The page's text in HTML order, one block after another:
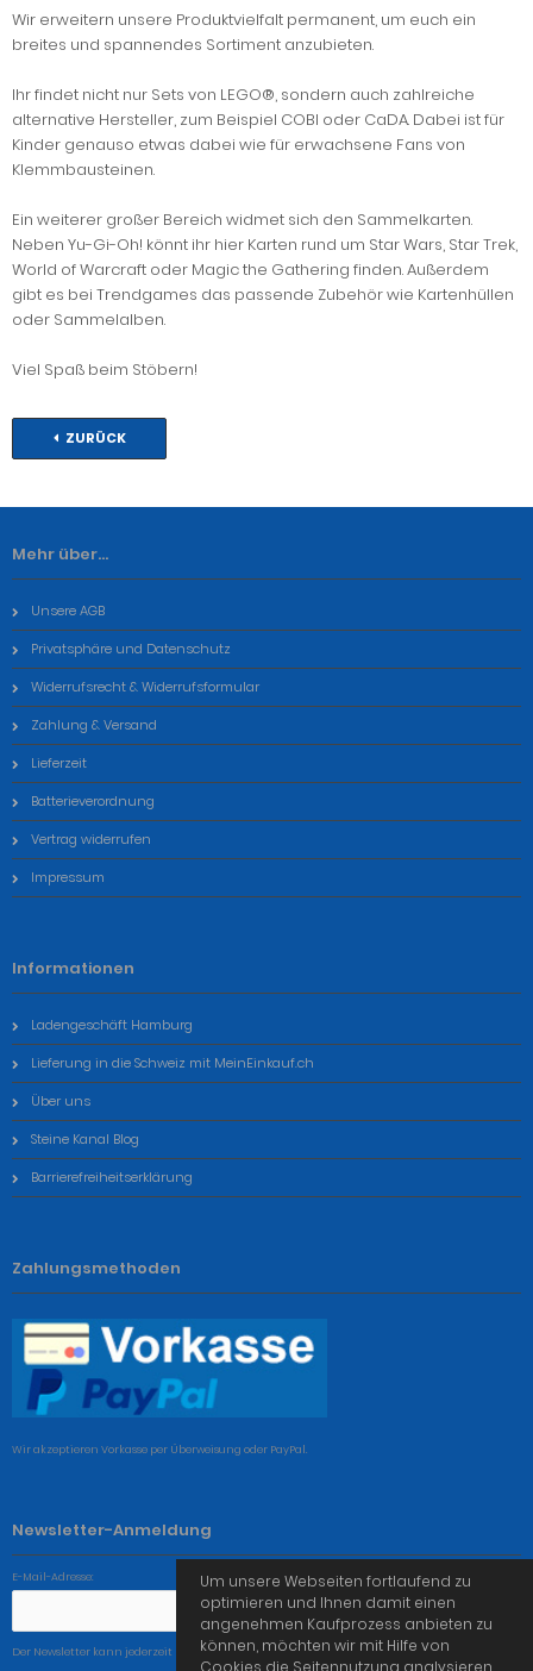
Wir erweitern unsere Produktvielfalt permanent, um euch ein
breites und spannendes Sortiment anzubieten.
Ihr findet nicht nur Sets von LEGO®, sondern auch zahlreiche
alternative Hersteller, zum Beispiel COBI oder CaDA. Dabei ist für
Kinder genauso etwas dabei wie für erwachsene Fans von
Klemmbausteinen.
Ein weiterer großer Bereich widmet sich den Sammelkarten.
Neben Yu-Gi-Oh! könnt ihr hier Karten rund um Star Wars, Star Trek,
World of Warcraft oder Magic the Gathering finden. Außerdem
gibt es bei Trendgames das passende Zubehör wie Kartenhüllen
oder Sammelalben.
Viel Spaß beim Stöbern!
ZURÜCK
Mehr über...
Unsere AGB
Privatsphäre und Datenschutz
Widerrufsrecht & Widerrufsformular
Zahlung & Versand
Lieferzeit
Batterieverordnung
Vertrag widerrufen
Impressum
Informationen
Ladengeschäft Hamburg
Lieferung in die Schweiz mit MeinEinkauf.ch
Über uns
Steine Kanal Blog
Barrierefreiheitserklärung
Zahlungsmethoden
Wir akzeptieren Vorkasse per Überweisung oder PayPal.
Newsletter-Anmeldung
E-Mail-Adresse:
Der Newsletter kann jederzeit hier oder in Ihrem Kundenkonto abbestellt werden.
Um unsere Webseiten fortlaufend zu
optimieren und Ihnen damit einen
angenehmen Kaufprozess anbieten zu
können, möchten wir mit Hilfe von
Cookies die Seitennutzung analysieren.